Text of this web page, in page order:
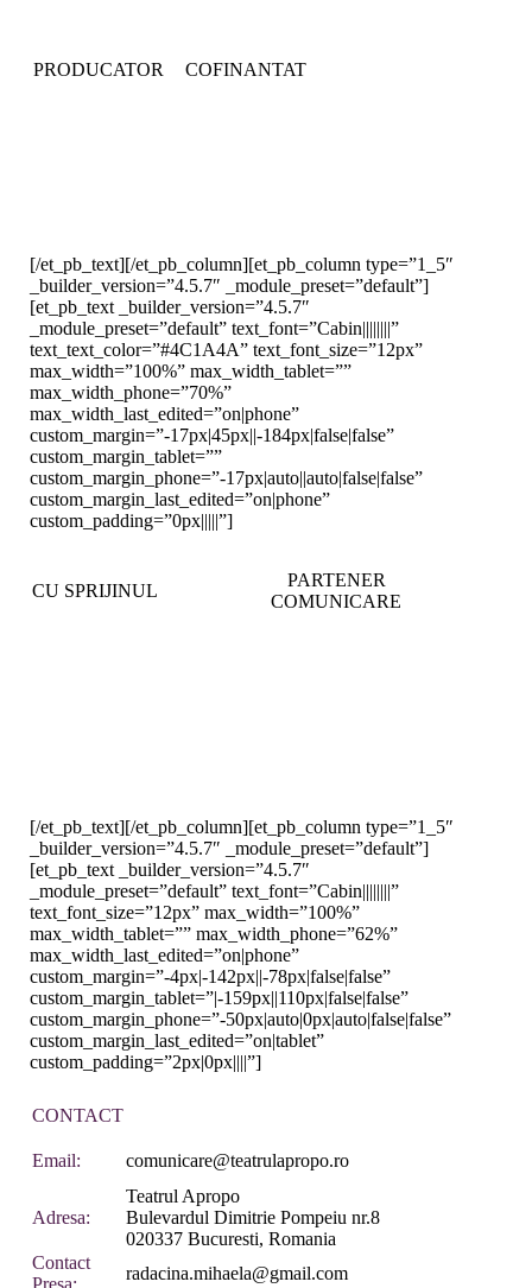
PRODUCATOR COFINANTAT
[/et_pb_text][/et_pb_column][et_pb_column type=”1_5″
_builder_version=”4.5.7″ _module_preset=”default”]
[et_pb_text _builder_version=”4.5.7″
_module_preset=”default” text_font=”Cabin||||||||”
text_text_color=”#4C1A4A” text_font_size=”12px”
max_width=”100%” max_width_tablet=””
max_width_phone=”70%”
max_width_last_edited=”on|phone”
custom_margin=”-17px|45px||-184px|false|false”
custom_margin_tablet=””
custom_margin_phone=”-17px|auto||auto|false|false”
custom_margin_last_edited=”on|phone”
custom_padding=”0px|||||”]
CU SPRIJINUL
PARTENER
COMUNICARE
[/et_pb_text][/et_pb_column][et_pb_column type=”1_5″
_builder_version=”4.5.7″ _module_preset=”default”]
[et_pb_text _builder_version=”4.5.7″
_module_preset=”default” text_font=”Cabin||||||||”
text_font_size=”12px” max_width=”100%”
max_width_tablet=”” max_width_phone=”62%”
max_width_last_edited=”on|phone”
custom_margin=”-4px|-142px||-78px|false|false”
custom_margin_tablet=”|-159px||110px|false|false”
custom_margin_phone=”-50px|auto|0px|auto|false|false”
custom_margin_last_edited=”on|tablet”
custom_padding=”2px|0px||||”]
CONTACT
Email: comunicare@teatrulapropo.ro
Adresa:
Teatrul Apropo
Bulevardul Dimitrie Pompeiu nr.8
020337 Bucuresti, Romania
Contact
Presa:
radacina.mihaela@gmail.com